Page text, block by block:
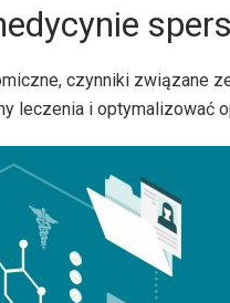
czynniki związane
leczenia i optymalizować